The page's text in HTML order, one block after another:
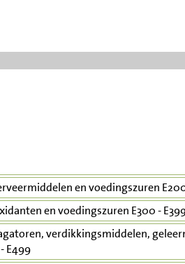
en voedingszuren
en voedingszuren E300 -
verdikkingsmiddelen,
E499